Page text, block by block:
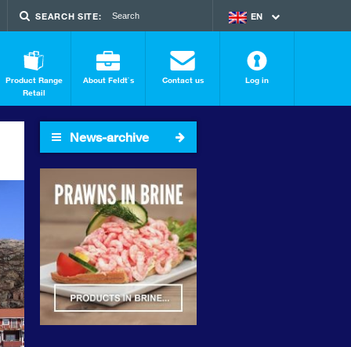
EN
SEARCH SITE:
Product Range
Retail
About Feldt`s Contact us Log in
News-archive
2018
SEARCH ARCHIVE